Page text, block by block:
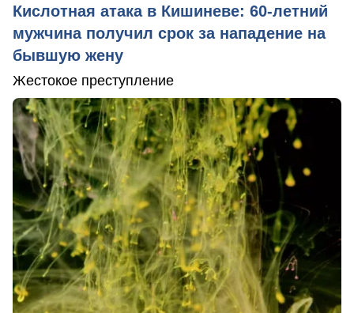
Кислотная атака в Кишиневе: 60-летний
мужчина получил срок за нападение на
бывшую жену
Жестокое преступление